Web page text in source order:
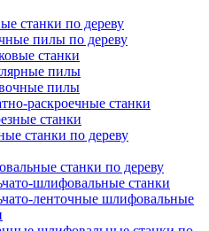
станки по дереву
пилы по дереву
станки
пилы
пилы
раскроечные станки
станки
станки по дереву
станки по дереву
шлифовальные станки
ленточные шлифовальные